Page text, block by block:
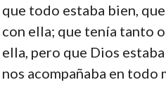
que todo estaba bien,
con ella; que tenía tanto
ella, pero que Dios
nos acompañaba en todo